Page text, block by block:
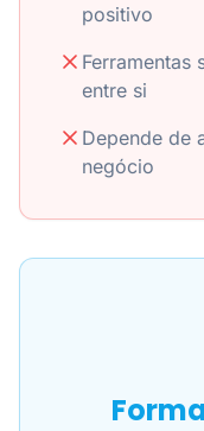
positivo
Ferramentas
entre si
Depende de
negócio